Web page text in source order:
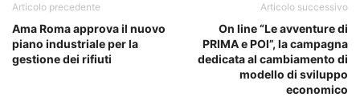
Articolo precedente
Ama Roma approva il nuovo
piano industriale per la
gestione dei rifiuti
Articolo successivo
On line “Le avventure di
PRIMA e POI”, la campagna
dedicata al cambiamento di
modello di sviluppo
economico